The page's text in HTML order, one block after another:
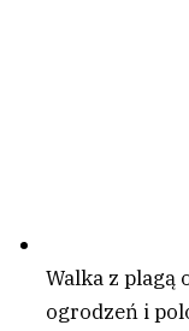
Walka z plagą
ogrodzeń i